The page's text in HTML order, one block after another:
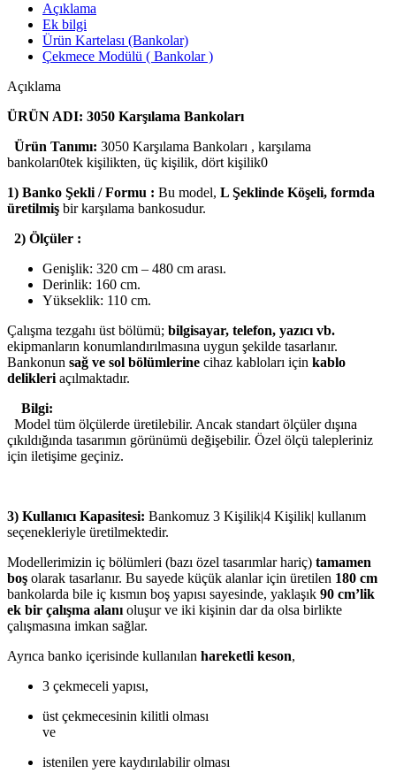
Açıklama
Ek bilgi
Ürün Kartelası (Bankolar)
Çekmece Modülü ( Bankolar )
Açıklama
ÜRÜN ADI: 3050 Karşılama Bankoları
Ürün Tanımı: 3050 Karşılama Bankoları , karşılama
bankoları0tek kişilikten, üç kişilik, dört kişilik0
1) Banko Şekli / Formu : Bu model, L Şeklinde Köşeli, formda
üretilmiş bir karşılama bankosudur.
2) Ölçüler :
Genişlik: 320 cm – 480 cm arası.
Derinlik: 160 cm.
Yükseklik: 110 cm.
Çalışma tezgahı üst bölümü; bilgisayar, telefon, yazıcı vb.
ekipmanların konumlandırılmasına uygun şekilde tasarlanır.
Bankonun sağ ve sol bölümlerine cihaz kabloları için kablo
delikleri açılmaktadır.
Bilgi:
Model tüm ölçülerde üretilebilir. Ancak standart ölçüler dışına
çıkıldığında tasarımın görünümü değişebilir. Özel ölçü talepleriniz
için iletişime geçiniz.
3) Kullanıcı Kapasitesi: Bankomuz 3 Kişilik|4 Kişilik| kullanım
seçenekleriyle üretilmektedir.
Modellerimizin iç bölümleri (bazı özel tasarımlar hariç) tamamen
boş olarak tasarlanır. Bu sayede küçük alanlar için üretilen 180 cm
bankolarda bile iç kısmın boş yapısı sayesinde, yaklaşık 90 cm’lik
ek bir çalışma alanı oluşur ve iki kişinin dar da olsa birlikte
çalışmasına imkan sağlar.
Ayrıca banko içerisinde kullanılan hareketli keson,
3 çekmeceli yapısı,
üst çekmecesinin kilitli olması
ve
istenilen yere kaydırılabilir olması